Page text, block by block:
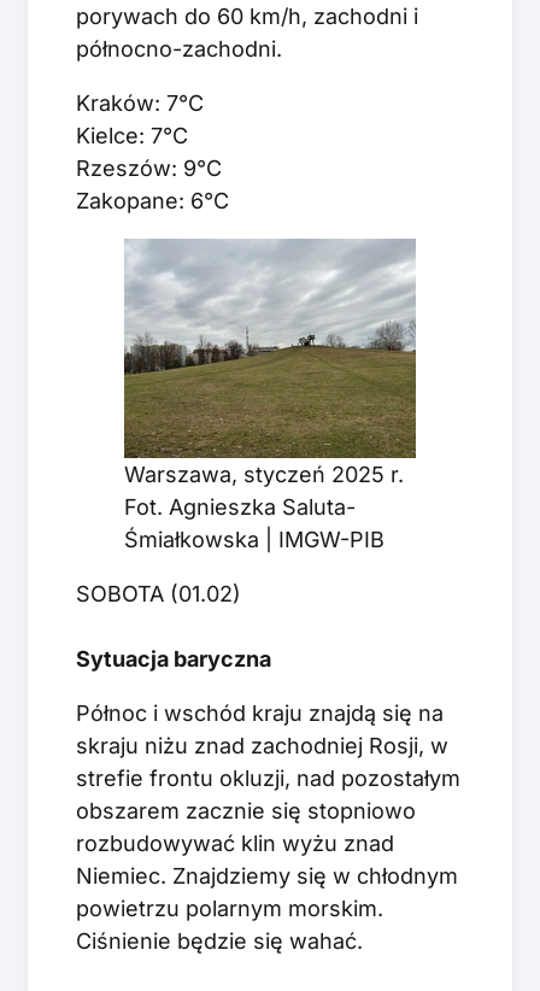
porywach do 60 km/h, zachodni i
północno-zachodni.
Kraków: 7°C
Kielce: 7°C
Rzeszów: 9°C
Zakopane: 6°C
Warszawa, styczeń 2025 r.
Fot. Agnieszka Saluta-
Śmiałkowska | IMGW-PIB
SOBOTA (01.02)
Sytuacja baryczna
Północ i wschód kraju znajdą się na
skraju niżu znad zachodniej Rosji, w
strefie frontu okluzji, nad pozostałym
obszarem zacznie się stopniowo
rozbudowywać klin wyżu znad
Niemiec. Znajdziemy się w chłodnym
powietrzu polarnym morskim.
Ciśnienie będzie się wahać.